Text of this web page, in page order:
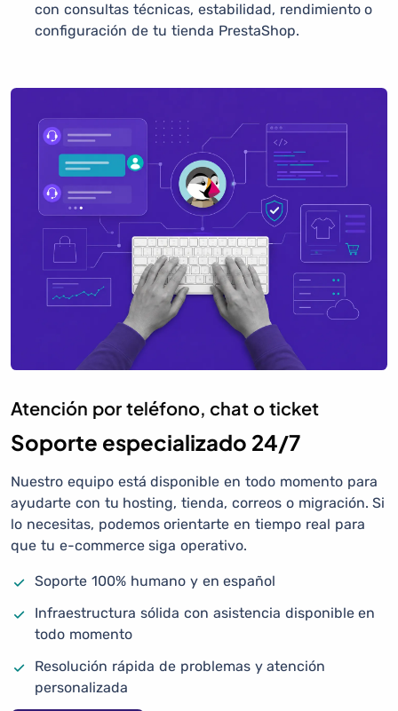
con consultas técnicas, estabilidad, rendimiento o
configuración de tu tienda PrestaShop.
Atención por teléfono, chat o ticket
Soporte especializado 24/7
Nuestro equipo está disponible en todo momento para
ayudarte con tu hosting, tienda, correos o migración. Si
lo necesitas, podemos orientarte en tiempo real para
que tu e-commerce siga operativo.
Soporte 100% humano y en español
Infraestructura sólida con asistencia disponible en
todo momento
Resolución rápida de problemas y atención
personalizada